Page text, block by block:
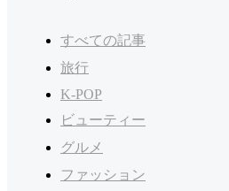
すべての記事
旅行
K-POP
ビューティー
グルメ
ファッション